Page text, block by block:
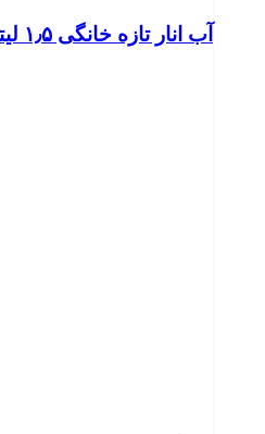
آب انار تازه خانگی ۱٫۵ لیتر